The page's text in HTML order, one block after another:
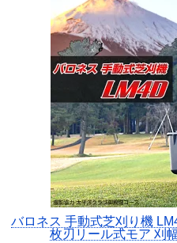
バロネス 手動式芝刈り機
枚刃リール式モア 刈